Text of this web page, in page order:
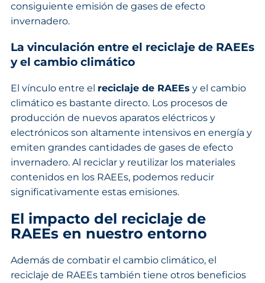
consiguiente emisión de gases de efecto
invernadero.
La vinculación entre el reciclaje de RAEEs
y el cambio climático
El vínculo entre el reciclaje de RAEEs y el cambio
climático es bastante directo. Los procesos de
producción de nuevos aparatos eléctricos y
electrónicos son altamente intensivos en energía y
emiten grandes cantidades de gases de efecto
invernadero. Al reciclar y reutilizar los materiales
contenidos en los RAEEs, podemos reducir
significativamente estas emisiones.
El impacto del reciclaje de
RAEEs en nuestro entorno
Además de combatir el cambio climático, el
reciclaje de RAEEs también tiene otros beneficios